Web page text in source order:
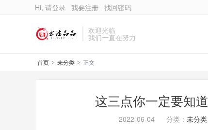
Hi, 请登录 我要注册 找回密码
欢迎光临
我们一直在努力
首页 > 未分类 > 正文
这三点你一定要知
2022-06-04 分类： 未分类